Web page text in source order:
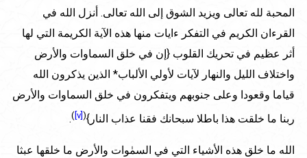
المحبة لله تعالى ويزيد الشوق إلى الله تعالى. أنزل الله في
القرءان الكريم في التفكر ءايات منها هذه الآية الكريمة التي لها
أثر عظيم في تحريك القلوب {إن في خلق السماوات والأرض
واختلاف الليل والنهار لآيات لأولي الألباب* الذين يذكرون الله
قياما وقعودا وعلى جنوبهم ويتفكرون في خلق السماوات والأرض
ربنا ما خلقت هذا باطلا سبحانك فقنا عذاب النار}(
)
.
الله ما خلق هذه الأشياء التي في السمٰوات والأرض ما خلقها عبثا